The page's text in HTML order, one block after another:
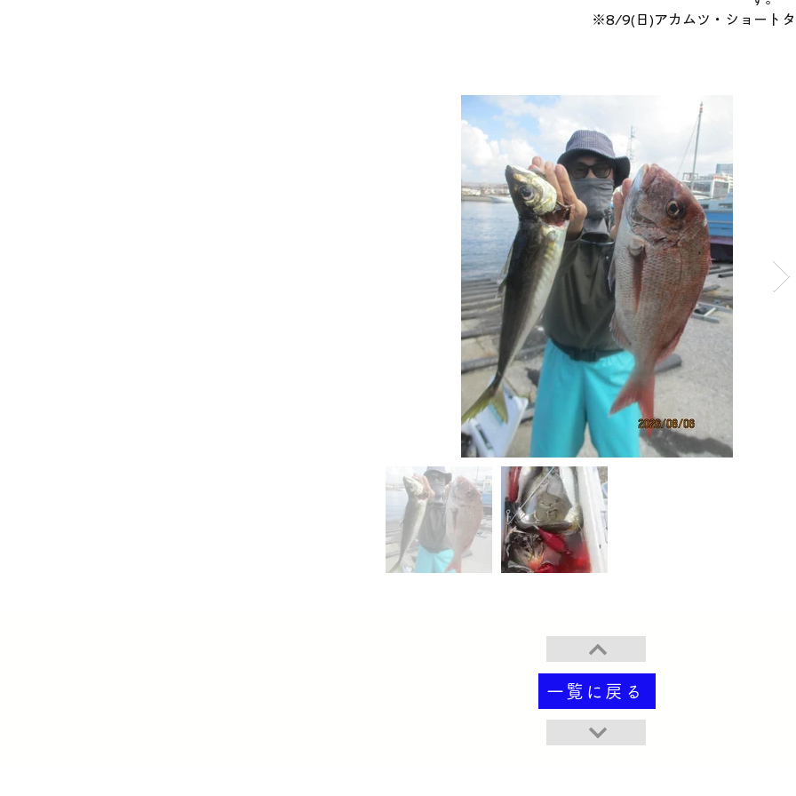
※8/9(日)アカムツ・ショートタ
一覧に戻る